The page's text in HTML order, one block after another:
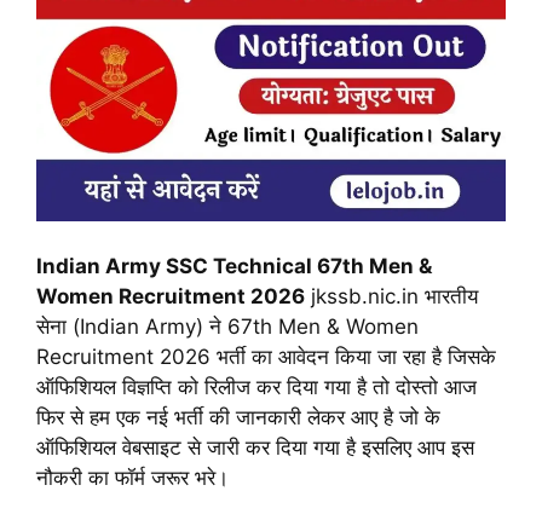
Indian Army SSC Technical 67th Men &
Women Recruitment 2026 jkssb.nic.in भारतीय
सेना (Indian Army) ने 67th Men & Women
Recruitment 2026 भर्ती का आवेदन किया जा रहा है जिसके
ऑफिशियल विज्ञप्ति को रिलीज कर दिया गया है तो दोस्तो आज
फिर से हम एक नई भर्ती की जानकारी लेकर आए है जो के
ऑफिशियल वेबसाइट से जारी कर दिया गया है इसलिए आप इस
नौकरी का फॉर्म जरूर भरे।